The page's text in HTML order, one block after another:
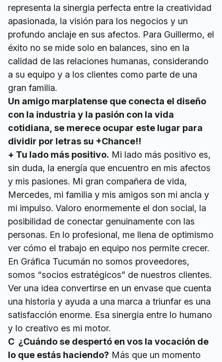
representa la sinergia perfecta entre la creatividad
apasionada, la visión para los negocios y un
profundo anclaje en sus afectos. Para Guillermo, el
éxito no se mide solo en balances, sino en la
calidad de las relaciones humanas, considerando
a su equipo y a los clientes como parte de una
gran familia.
Un amigo marplatense que conecta el diseño
con la industria y la pasión con la vida
cotidiana, se merece ocupar este lugar para
dividir por letras su +Chance!!
+ Tu lado más positivo. Mi lado más positivo es,
sin duda, la energía que encuentro en mis afectos
y mis pasiones. Mi gran compañera de vida,
Mercedes, mi familia y mis amigos son mi ancla y
mi impulso. Valoro enormemente el don social, la
posibilidad de conectar genuinamente con las
personas. En lo profesional, me llena de optimismo
ver cómo el trabajo en equipo nos permite crecer.
En Gráfica Tucumán no somos proveedores,
somos “socios estratégicos” de nuestros clientes.
Ver una idea convertirse en un envase que cuenta
una historia y ayuda a una marca a triunfar es una
satisfacción enorme. Esa sinergia entre lo humano
y lo creativo es mi motor.
C ¿Cuándo se despertó en vos la vocación de
lo que estás haciendo? Más que un momento